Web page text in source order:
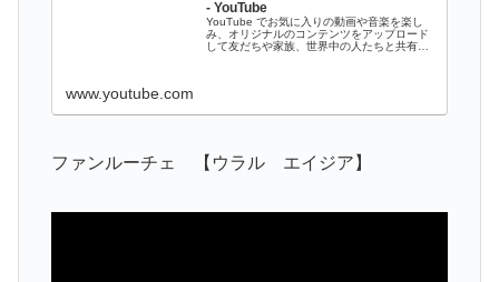
- YouTube
YouTube でお気に入りの動画や音楽を楽し
み、オリジナルのコンテンツをアップロード
して友だちや家族、世界中の人たちと共有し
www.youtube.com
ファンルーチェ 【ウラル エイジア】